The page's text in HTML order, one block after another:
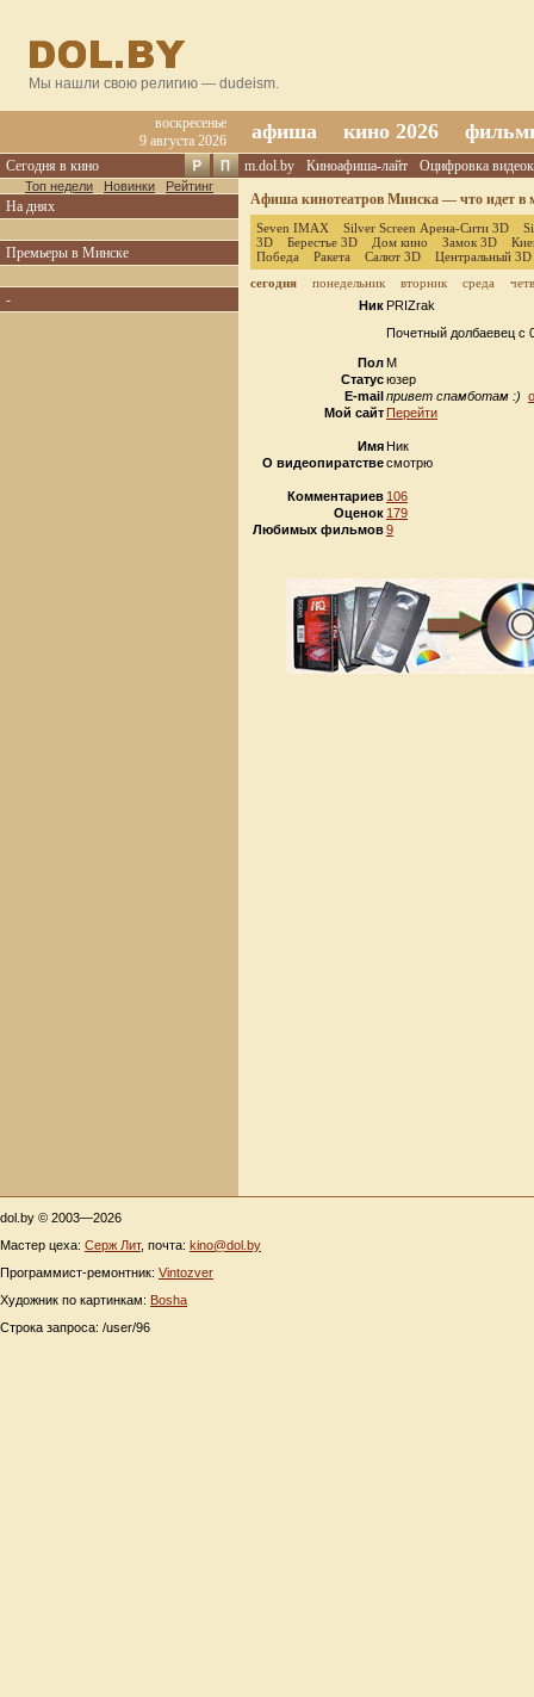
Мы нашли свою религию — dudeism.
воскресенье
9 августа 2026
афиша кино 2026
Сегодня в кино
Топ недели Новинки Рейтинг
На днях
Премьеры в Минске
-
m.dol.by Киноафиша-лайт
Оцифровка
Афиша кинотеатров Минска — что идет в
Seven IMAX Silver Screen Арена-Сити 3D
3D
Берестье 3D Дом кино Замок 3D
Победа
Ракета Салют 3D
Центральный 3D
сегодня
понедельник вторник среда
Ник PRIZrak
Почетный долбаевец с
Пол М
Статусюзер
E-mailпривет спамботам :)
Мой сайт Перейти
Имя Ник
О видеопиратствесмотрю
Комментариев 106
Оценок 179
Любимых фильмов9
dol.by © 2003—2026
Мастер цеха: Серж Лит, почта: kino@dol.by
Программист-ремонтник: Vintozver
Художник по картинкам: Bosha
Строка запроса: /user/96